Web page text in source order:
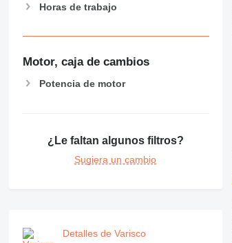
Horas de trabajo
Motor, caja de cambios
Potencia de motor
¿Le faltan algunos filtros?
Sugiera un cambio
Detalles de Varisco